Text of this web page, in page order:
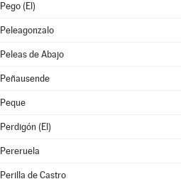
Pego (El)
Peleagonzalo
Peleas de Abajo
Peñausende
Peque
Perdigón (El)
Pereruela
Perilla de Castro